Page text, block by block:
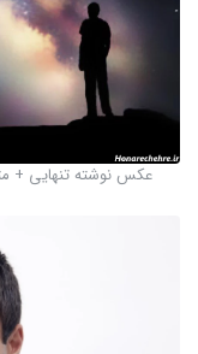
عکس نوشته تنهایی +